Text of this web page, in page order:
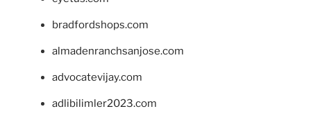
bradfordshops.com
almadenranchsanjose.com
advocatevijay.com
adlibilimler2023.com